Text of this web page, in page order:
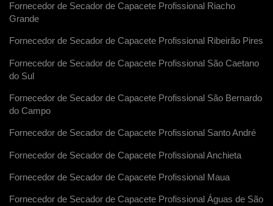
Fornecedor de Secador de Capacete Profissional Riacho
Grande
Fornecedor de Secador de Capacete Profissional Ribeirão Pires
Fornecedor de Secador de Capacete Profissional São Caetano
do Sul
Fornecedor de Secador de Capacete Profissional São Bernardo
do Campo
Fornecedor de Secador de Capacete Profissional Santo André
Fornecedor de Secador de Capacete Profissional Anchieta
Fornecedor de Secador de Capacete Profissional Maua
Fornecedor de Secador de Capacete Profissional Águas de São